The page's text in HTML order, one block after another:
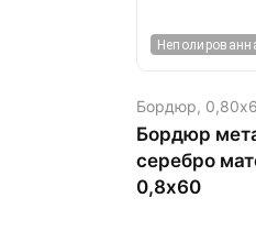
Бордюр,
Бордюр
серебро
0,8х60